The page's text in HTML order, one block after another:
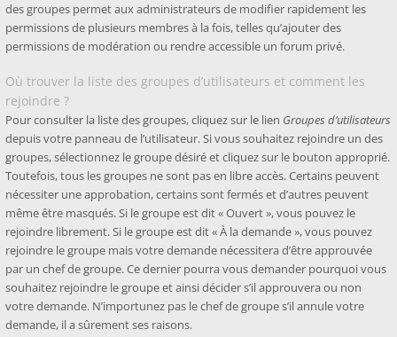
des groupes permet aux administrateurs de modifier rapidement les
permissions de plusieurs membres à la fois, telles qu’ajouter des
permissions de modération ou rendre accessible un forum privé.
Où trouver la liste des groupes d’utilisateurs et comment les
rejoindre ?
Pour consulter la liste des groupes, cliquez sur le lien Groupes d’utilisateurs
depuis votre panneau de l’utilisateur. Si vous souhaitez rejoindre un des
groupes, sélectionnez le groupe désiré et cliquez sur le bouton approprié.
Toutefois, tous les groupes ne sont pas en libre accès. Certains peuvent
nécessiter une approbation, certains sont fermés et d’autres peuvent
même être masqués. Si le groupe est dit « Ouvert », vous pouvez le
rejoindre librement. Si le groupe est dit « À la demande », vous pouvez
rejoindre le groupe mais votre demande nécessitera d’être approuvée
par un chef de groupe. Ce dernier pourra vous demander pourquoi vous
souhaitez rejoindre le groupe et ainsi décider s’il approuvera ou non
votre demande. N’importunez pas le chef de groupe s’il annule votre
demande, il a sûrement ses raisons.